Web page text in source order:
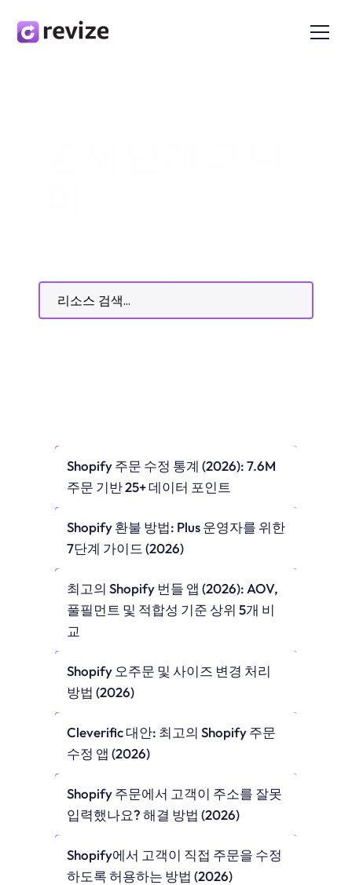
위한 핵심 인사이트, 팁 및 전략.
리소스 검색...
Shopify 주문 수정 통계 (2026): 7.6M
주문 기반 25+ 데이터 포인트
Shopify 환불 방법: Plus 운영자를 위한
7단계 가이드 (2026)
최고의 Shopify 번들 앱 (2026): AOV,
풀필먼트 및 적합성 기준 상위 5개 비
교
Shopify 오주문 및 사이즈 변경 처리
방법 (2026)
Cleverific 대안: 최고의 Shopify 주문
수정 앱 (2026)
Shopify 주문에서 고객이 주소를 잘못
입력했나요? 해결 방법 (2026)
Shopify에서 고객이 직접 주문을 수정
하도록 허용하는 방법 (2026)